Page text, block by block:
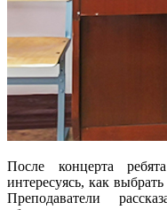
После концерта
интересуясь, как
Преподаватели